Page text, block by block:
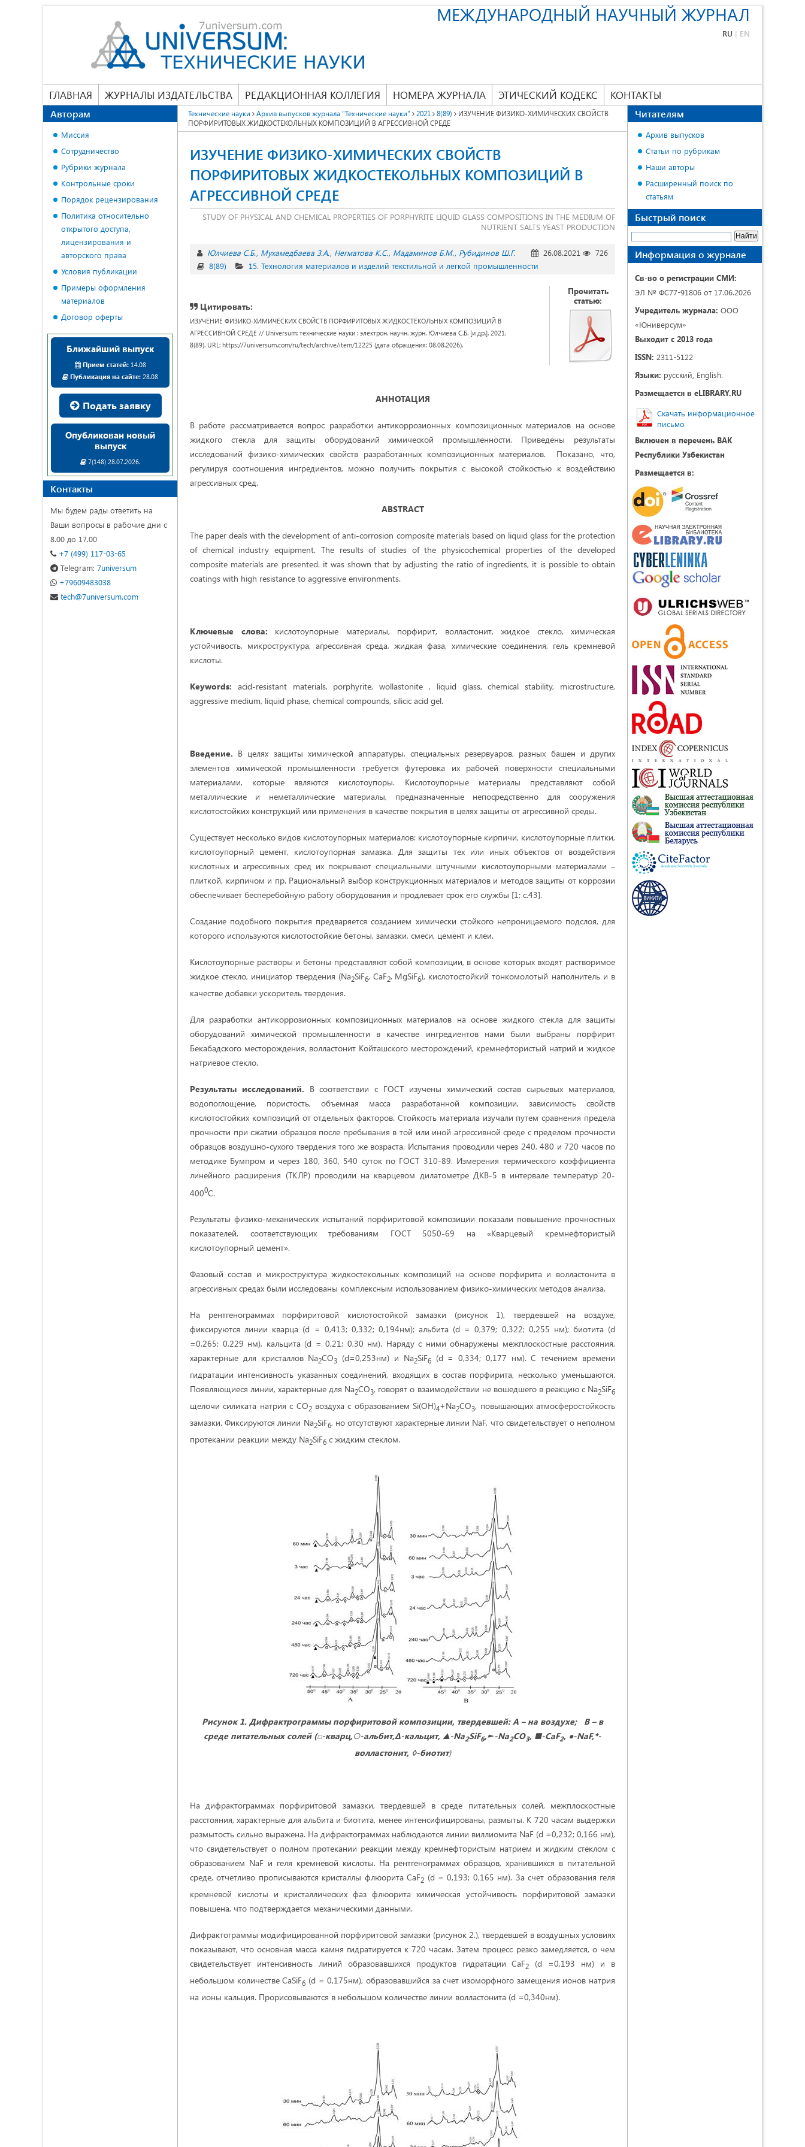
МЕЖДУНАРОДНЫЙ НАУЧНЫЙ ЖУРНАЛ
RU | EN
ГЛАВНАЯ ЖУРНАЛЫ ИЗДАТЕЛЬСТВА РЕДАКЦИОННАЯ КОЛЛЕГИЯ НОМЕРА ЖУРНАЛА ЭТИЧЕСКИЙ КОДЕКС КОНТАКТЫ
Технические науки Архив выпусков журнала "Технические науки" 2021 8(89)
ИЗУЧЕНИЕ ФИЗИКО-ХИМИЧЕСКИХ СВОЙСТВ
ПОРФИРИТОВЫХ ЖИДКОСТЕКОЛЬНЫХ КОМПОЗИЦИЙ В АГРЕССИВНОЙ СРЕДЕ
ИЗУЧЕНИЕ ФИЗИКО-ХИМИЧЕСКИХ СВОЙСТВ
ПОРФИРИТОВЫХ ЖИДКОСТЕКОЛЬНЫХ КОМПОЗИЦИЙ В
АГРЕССИВНОЙ СРЕДЕ
STUDY OF PHYSICAL AND CHEMICAL PROPERTIES OF PORPHYRITE LIQUID GLASS COMPOSITIONS IN THE MEDIUM OF
NUTRIENT SALTS YEAST PRODUCTION
Юлчиева С.Б. Мухамедбаева З.А. Негматова К.С. Мадаминов Б.М. Рубидинов Ш.Г. 26.08.2021
726
8(89)
15. Технология материалов и изделий текстильной и легкой промышленности
Цитировать:
ИЗУЧЕНИЕ ФИЗИКО-ХИМИЧЕСКИХ СВОЙСТВ ПОРФИРИТОВЫХ ЖИДКОСТЕКОЛЬНЫХ КОМПОЗИЦИЙ В
АГРЕССИВНОЙ СРЕДЕ // Universum: технические науки : электрон. научн. журн. Юлчиева С.Б. [и др.]. 2021.
8(89). URL: https://7universum.com/ru/tech/archive/item/12225 (дата обращения: 08.08.2026).
Прочитать
статью:
АННОТАЦИЯ
В работе рассматривается вопрос разработки антикоррозионных композиционных материалов на основе
жидкого стекла для защиты оборудований химической промышленности. Приведены результаты
исследований физико-химических свойств разработанных композиционных материалов. Показано, что,
регулируя соотношения ингредиентов, можно получить покрытия с высокой стойкостью к воздействию
агрессивных сред.
ABSTRACT
The paper deals with the development of anti-corrosion composite materials based on liquid glass for the protection
of chemical industry equipment. The results of studies of the physicochemical properties of the developed
composite materials are presented. it was shown that by adjusting the ratio of ingredients, it is possible to obtain
coatings with high resistance to aggressive environments.
Ключевые слова: кислотоупорные материалы, порфирит, волластонит, жидкое стекло, химическая
устойчивость, микроструктура, агрессивная среда, жидкая фаза, химические соединения, гель кремневой
кислоты.
Keywords: acid-resistant materials, porphyrite, wollastonite , liquid glass, chemical stability, microstructure,
aggressive medium, liquid phase, chemical compounds, silicic acid gel.
Введение. В целях защиты химической аппаратуры, специальных резервуаров, разных башен и других
элементов химической промышленности требуется футеровка их рабочей поверхности специальными
материалами, которые являются кислотоупоры. Кислотоупорные материалы
представляют собой
металлические и неметаллические материалы, предназначенные непосредственно для сооружения
кислотостойких конструкций или применения в качестве покрытия в целях защиты от агрессивной среды.
Существует несколько видов кислотоупорных материалов: кислотоупорные кирпичи, кислотоупорные плитки,
кислотоупорный цемент, кислотоупорная замазка. Для защиты тех или иных объектов от воздействия
кислотных и агрессивных сред их покрывают специальными штучными кислотоупорными материалами –
плиткой, кирпичом и пр. Рациональный выбор конструкционных материалов и методов защиты от коррозии
обеспечивает бесперебойную работу оборудования и продлевает срок его службы [1; с.43].
Создание подобного покрытия предваряется созданием химически стойкого непроницаемого подслоя, для
которого используются кислотостойкие бетоны, замазки, смеси, цемент и клеи.
Кислотоупорные растворы и бетоны представляют собой композиции, в основе которых входят растворимое
жидкое стекло, инициатор твердения (Na2SiF6, CaF2, MgSiF6), кислотостойкий тонкомолотый наполнитель и в
качестве добавки ускоритель твердения.
Для разработки антикоррозионных композиционных материалов на основе жидкого стекла для защиты
оборудований химической промышленности в качестве ингредиентов нами были выбраны порфирит
Бекабадского месторождения, волластонит Койташского месторождений, кремнефтористый натрий и жидкое
натриевое стекло.
Результаты исследований. В соответствии с ГОСТ изучены химический состав сырьевых материалов,
водопоглощение, пористость, объемная масса разработанной композиции, зависимость свойств
кислотостойких композиций от отдельных факторов. Стойкость материала изучали путем сравнения предела
прочности при сжатии образцов после пребывания в той или иной агрессивной среде с пределом прочности
образцов воздушно-сухого твердения того же возраста. Испытания проводили через 240, 480 и 720 часов по
методике Бумпром и через 180, 360, 540 суток по ГОСТ 310-89. Измерения термического коэффициента
линейного расширения (ТКЛР) проводили на кварцевом дилатометре ДКВ-5 в интервале температур 20-
4000С.
Результаты физико-механических испытаний порфиритовой композиции показали повышение прочностных
показателей, соответствующих требованиям ГОСТ 5050-69 на «Кварцевый кремнефтористый
кислотоупорный цемент».
Фазовый состав и микроструктура жидкостекольных композиций на основе порфирита и волластонита в
агрессивных средах были исследованы комплексным использованием физико-химических методов анализа.
На рентгенограммах порфиритовой кислотостойкой замазки (рисунок 1), твердевшей на воздухе,
фиксируются линии кварца (d = 0,413; 0,332; 0,194нм); альбита (d = 0,379; 0,322; 0,255 нм); биотита (d
=0,265; 0,229 нм), кальцита (d = 0,21; 0,30 нм). Наряду с ними обнаружены межплоскостные расстояния,
характерные для кристаллов Na2СO3 (d=0,253нм) и Na2SiF6(d = 0,334; 0,177 нм). С течением времени
гидратации интенсивность указанных соединений, входящих в состав порфирита, несколько уменьшаются.
Появляющиеся линии, характерные для Na2СO3, говорят о взаимодействии не вошедшего в реакцию с Na2SiF6
щелочи силиката натрия с СО2воздуха с образованием Si(OH)4+Na2СO3, повышающих атмосферостойкость
замазки. Фиксируются линии Na2SiF6, но отсутствуют характерные линии NaF, что свидетельствует о неполном
протекании реакции между Na2SiF6 с жидким стеклом.
Рисунок 1. Дифрактрограммы порфиритовой композиции, твердевшей: А – на воздухе; В – в
среде питательных солей (□-кварц,○-альбит,Δ-кальцит, ▲-Na2SiF6,►-Na2CO3, ■-CaF2, ●-NaF,*-
волластонит, ◊-биотит)
На дифрактограммах порфиритовой замазки, твердевшей в среде питательных солей, межплоскостные
расстояния, характерные для альбита и биотита, менее интенсифицированы, размыты. К 720 часам выдержки
размытость сильно выражена. На дифрактограммах наблюдаются линии виллиомита NaF (d =0,232; 0,166 нм),
что свидетельствует о полном протекании реакции между кремнефтористым натрием и жидким стеклом с
образованием NaF и геля кремневой кислоты. На рентгенограммах образцов, хранившихся в питательной
среде, отчетливо прописываются кристаллы флюорита CaF2 (d = 0,193; 0,165 нм). За счет образования геля
кремневой кислоты и кристаллических фаз флюорита химическая устойчивость порфиритовой замазки
повышена, что подтверждается механическими данными.
Дифрактограммы модифицированной порфиритовой замазки (рисунок 2.), твердевшей в воздушных условиях
показывают, что основная масса камня гидратируется к 720 часам. Затем процесс резко замедляется, о чем
свидетельствует интенсивность линий образовавшихся продуктов гидратации CaF2
(d =0,193 нм) и в
небольшом количестве СаSiF6 (d = 0,175нм), образовавшийся за счет изоморфного замещения ионов натрия
на ионы кальция. Прорисовываются в небольшом количестве линии волластонита (d =0,340нм).
Авторам
Миссия
Сотрудничество
Рубрики журнала
Контрольные сроки
Порядок рецензирования
Политика относительно
открытого доступа,
лицензирования и
авторского права
Условия публикации
Примеры оформления
материалов
Договор оферты
Ближайший выпуск
Прием статей:14.08
Публикация на сайте: 28.08
Подать заявку
Опубликован новый
выпуск
7(148) 28.07.2026.
Контакты
Мы будем рады ответить на
Ваши вопросы в рабочие дни с
8.00 до 17.00
+7 (499) 117-03-65
Telegram: 7universum
+79609483038
tech@7universum.com
Читателям
Архив выпусков
Статьи по рубрикам
Наши авторы
Расширенный поиск по
статьям
Быстрый поиск
Информация о журнале
Св-во о регистрации СМИ:
ЭЛ № ФС77-91806 от 17.06.2026
Учредитель журнала: ООО
«Юниверсум»
Выходит с 2013 года
ISSN: 2311-5122
Языки: русский, English.
Размещается в eLIBRARY.RU
Скачать информационное
письмо
Включен в перечень ВАК
Республики Узбекистан
Размещается в: